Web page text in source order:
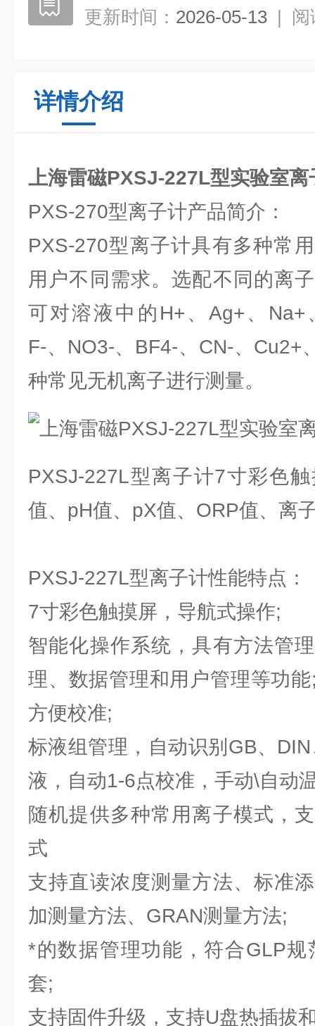
更新时间： 2026-05-13 | 阅
详情介绍
上海雷磁PXSJ-227L型实验室离
PXS-270型离子计产品简介：
PXS-270型离子计具有多种常
用户不同需求。选配不同的离
可对溶液中的H+、Ag+、Na+
F-、NO3-、BF4-、CN-、Cu2+
种常见无机离子进行测量。
PXSJ-227L型离子计7寸彩色
值、pH值、pX值、ORP值、离
PXSJ-227L型离子计性能特点：
7寸彩色触摸屏，导航式操作;
智能化操作系统，具有方法管
理、数据管理和用户管理等功
方便校准;
标液组管理，自动识别GB、
液，自动1-6点校准，手动\自动
随机提供多种常用离子模式，
式
支持直读浓度测量方法、标准
加测量方法、GRAN测量方法;
*的数据管理功能，符合GLP
套;
支持固件升级，支持U盘热插拔